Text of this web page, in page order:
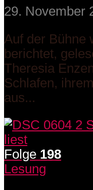
29. November
Auf der Bühne
berichtet,
Theresia
Schlafen,
aus...
Folge 198
Lesung